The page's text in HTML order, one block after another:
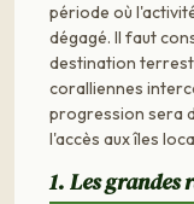
période où
dégagé. Il faut
destination
coralliennes
progression sera
l'accès aux îles
1. Les grandes